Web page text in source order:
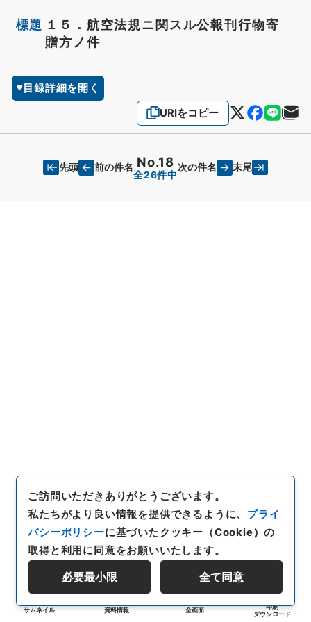
標題 １５．航空法規ニ関スル公報刊行物寄
贈方ノ件
目録詳細を開く
URIをコピー
先頭 前の件名 No.18
全26件中
次の件名 末尾
サムネイル 資料情報 全画面
印刷
ダウンロード
ご訪問いただきありがとうございます。
私たちがより良い情報を提供できるように、 プライ
バシーポリシーに基づいたクッキー（Cookie）の
取得と利用に同意をお願いいたします。
必要最小限 全て同意